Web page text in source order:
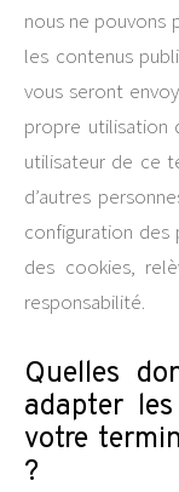
nous ne pouvons
les contenus
vous seront
propre utilisation
utilisateur de ce
d’autres
configuration des
des cookies,
responsabilité.
Quelles
adapter
votre
?